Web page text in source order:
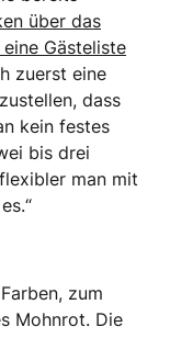
über das
Gästeliste
zuerst eine
dass
kein festes
bis drei
man mit
zum
Mohnrot. Die